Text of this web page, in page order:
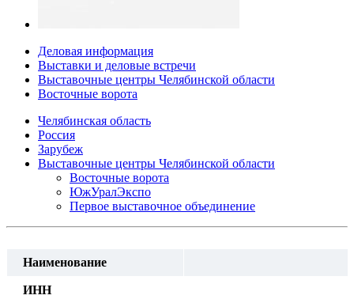
Деловая информация
Выставки и деловые встречи
Выставочные центры Челябинской области
Восточные ворота
Челябинская область
Россия
Зарубеж
Выставочные центры Челябинской области
Восточные ворота
ЮжУралЭкспо
Первое выставочное объединение
Наименование
ИНН